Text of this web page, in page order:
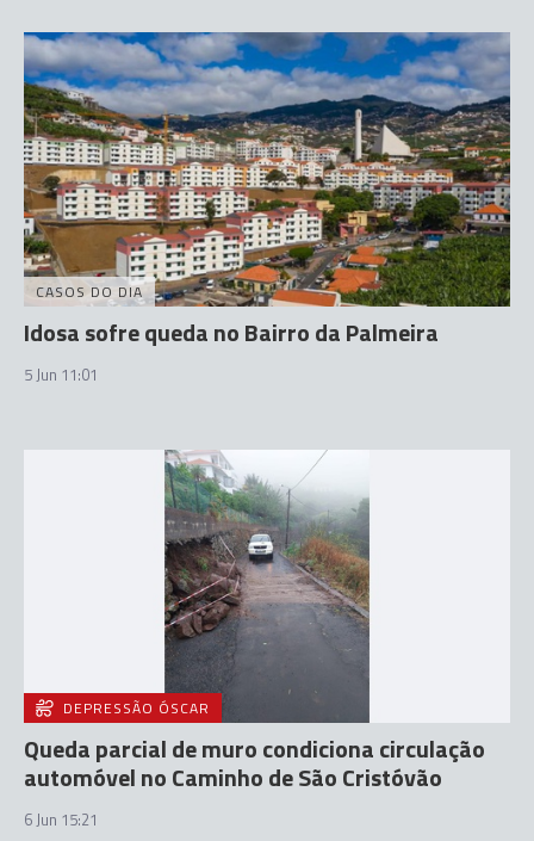
CASOS DO DIA
Idosa sofre queda no Bairro da Palmeira
5 Jun 11:01
DEPRESSÃO ÓSCAR
Queda parcial de muro condiciona circulação
automóvel no Caminho de São Cristóvão
6 Jun 15:21